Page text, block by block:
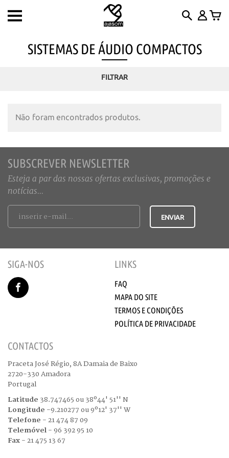
Toggle
SISTEMAS DE ÁUDIO COMPACTOS
FILTRAR
Não foram encontrados produtos.
SUBSCREVER NEWSLETTER
Esteja a par das nossas ofertas exclusivas, promoções e
notícias...
SIGA-NOS LINKS
FAQ
MAPA DO SITE
TERMOS E CONDIÇÕES
POLÍTICA DE PRIVACIDADE
CONTACTOS
Praceta José Régio, 8A Damaia de Baixo
2720-330 Amadora
Portugal
Latitude 38.747465 ou 38º44' 51'' N
Longitude -9.210277 ou 9º12' 37'' W
Telefone - 21 474 87 09
Telemóvel - 96 392 95 10
Fax - 21 475 13 67